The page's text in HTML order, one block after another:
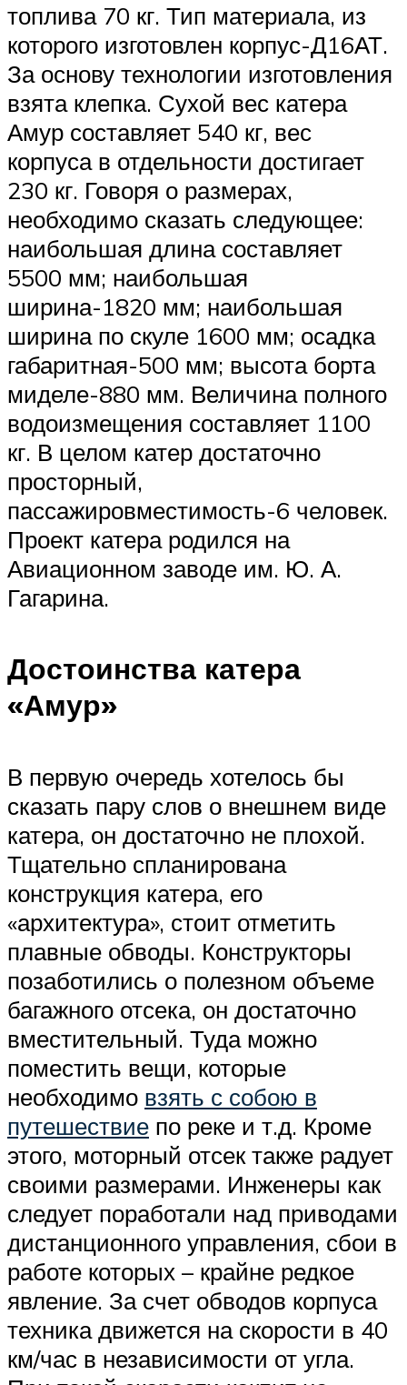
топлива 70 кг. Тип материала, из
которого изготовлен корпус-Д16АТ.
За основу технологии изготовления
взята клепка. Сухой вес катера
Амур составляет 540 кг, вес
корпуса в отдельности достигает
230 кг. Говоря о размерах,
необходимо сказать следующее:
наибольшая длина составляет
5500 мм; наибольшая
ширина-1820 мм; наибольшая
ширина по скуле 1600 мм; осадка
габаритная-500 мм; высота борта
миделе-880 мм. Величина полного
водоизмещения составляет 1100
кг. В целом катер достаточно
просторный,
пассажировместимость-6 человек.
Проект катера родился на
Авиационном заводе им. Ю. А.
Гагарина.
Достоинства катера
«Амур»
В первую очередь хотелось бы
сказать пару слов о внешнем виде
катера, он достаточно не плохой.
Тщательно спланирована
конструкция катера, его
«архитектура», стоит отметить
плавные обводы. Конструкторы
позаботились о полезном объеме
багажного отсека, он достаточно
вместительный. Туда можно
поместить вещи, которые
необходимо взять с собою в
путешествие по реке и т.д. Кроме
этого, моторный отсек также радует
своими размерами. Инженеры как
следует поработали над приводами
дистанционного управления, сбои в
работе которых – крайне редкое
явление. За счет обводов корпуса
техника движется на скорости в 40
км/час в независимости от угла.